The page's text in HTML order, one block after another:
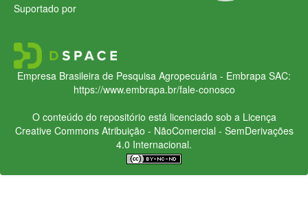
Suportado por
Empresa Brasileira de Pesquisa Agropecuária - Embrapa SAC:
https://www.embrapa.br/fale-conosco
O conteúdo do repositório está licenciado sob a Licença
Creative CommonsAtribuição - NãoComercial - SemDerivações
4.0 Internacional.